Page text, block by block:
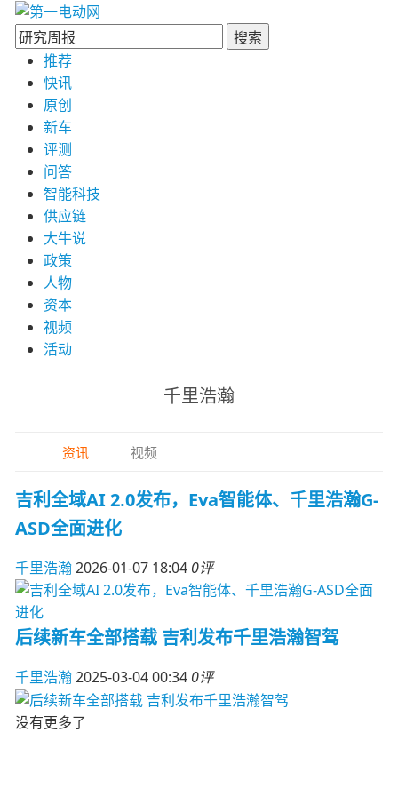
搜索
推荐
快讯
原创
新车
评测
问答
智能科技
供应链
大牛说
政策
人物
资本
视频
活动
千里浩瀚
资讯 视频
吉利全域AI 2.0发布，Eva智能体、千里浩瀚G-
ASD全面进化
千里浩瀚2026-01-07 18:04 0评
后续新车全部搭载 吉利发布千里浩瀚智驾
千里浩瀚2025-03-04 00:34 0评
没有更多了